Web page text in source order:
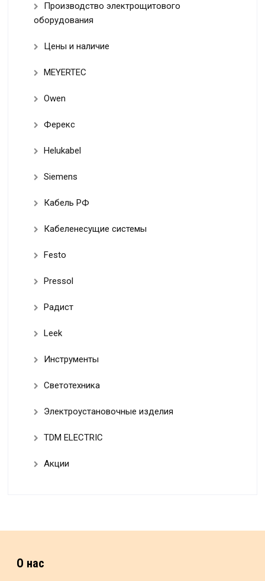
Производство электрощитового
оборудования
Цены и наличие
MEYERTEC
Owen
Ферекс
Helukabel
Siemens
Кабель РФ
Кабеленесущие системы
Festo
Pressol
Радист
Leek
Инструменты
Светотехника
Электроустановочные изделия
TDM ELECTRIC
Акции
О нас